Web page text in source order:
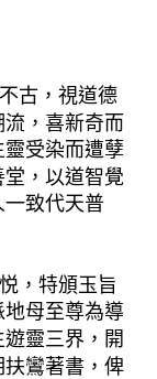
古，視道德
，喜新奇而
受染而遭孽
，以道智覺
致代天普
，特頒玉旨
母至尊為導
靈三界，開
鸞著書，俾